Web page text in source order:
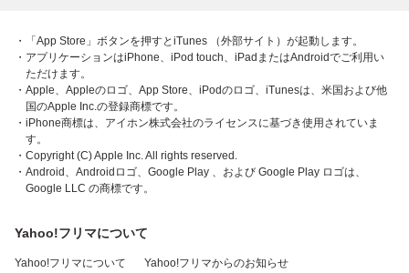
・「App Store」ボタンを押すとiTunes （外部サイト）が起動します。
・アプリケーションはiPhone、iPod touch、iPadまたはAndroidでご利用い
ただけます。
・Apple、Appleのロゴ、App Store、iPodのロゴ、iTunesは、米国および他
国のApple Inc.の登録商標です。
・iPhone商標は、アイホン株式会社のライセンスに基づき使用されていま
す。
・Copyright (C) Apple Inc. All rights reserved.
・Android、Androidロゴ、Google Play 、および Google Play ロゴは、
Google LLC の商標です。
Yahoo!フリマについて
Yahoo!フリマについて Yahoo!フリマからのお知らせ